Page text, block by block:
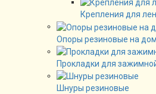
Крепления для
Опоры резиновые на
Прокладки для
Шнуры резиновые